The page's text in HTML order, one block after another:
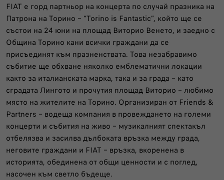
FIAT е горд партньор на концерта по случай празника на
Патрона на Торино – “Torino is Fantastic”, който ще се
състои на 24 юни на площад Виторио Венето, и заедно с
Община Торино кани всички граждани да се
присъединят към празненствата. Това незабравимо
събитие ще обхване няколко емблематични локации
както за италианската марка, така и за града – като
сградата Лингото и прочутия площад Виторио – любимо
място на жителите на Торино. Организиран от Friends &
Partners – водеща компания в провеждането на големи
концерти и събития на живо – музикалният спектакъл
отбелязва и засилва дълбоката връзка между града,
неговите граждани и FIAT – връзка, вкоренена в
историята, обединена от общи ценности и с поглед,
насочен към светло бъдеще.